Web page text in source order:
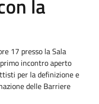
la
17 presso la Sala
incontro aperto
per la definizione e
delle Barriere